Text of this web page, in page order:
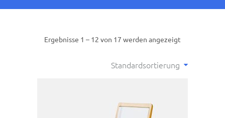
Ergebnisse 1 – 12 von 17 werden angezeigt
Standardsortierung